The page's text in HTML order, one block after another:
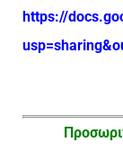
https://